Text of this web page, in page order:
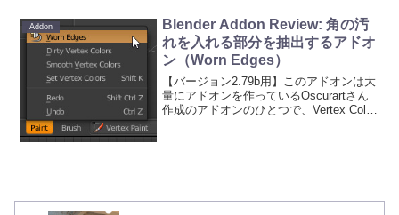
方法...
Addon
Blender Addon Review: 角の汚
れを入れる部分を抽出するアドオ
ン（Worn Edges）
【バージョン2.79b用】このアドオンは大
量にアドオンを作っているOscurartさん
作成のアドオンのひとつで、Vertex Color